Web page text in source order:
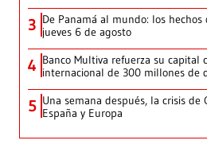
3 De Panamá al mundo: los
jueves 6 de agosto
4 Banco Multiva refuerza su capital
internacional de 300 millones de
5 Una semana después, la crisis de
España y Europa